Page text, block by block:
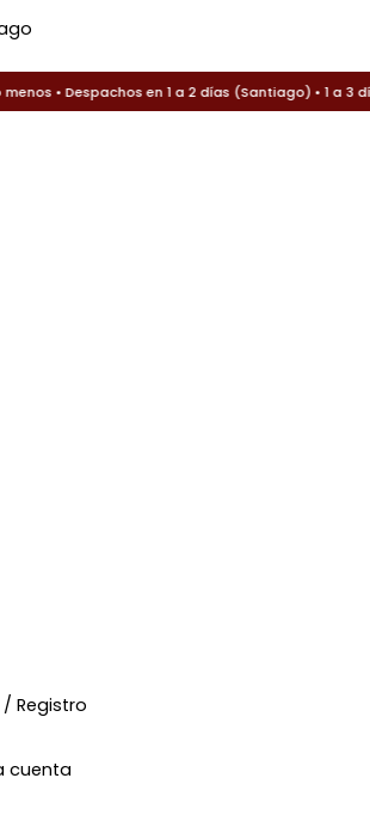
• Despachos en 1 a 2 días (Santiago) • 1 a 3
/ Registro
cuenta